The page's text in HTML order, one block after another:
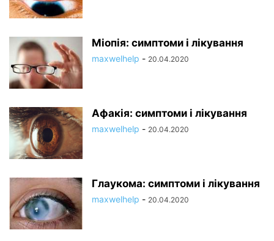
Міопія: симптоми і лікування
maxwelhelp - 20.04.2020
Афакія: симптоми і лікування
maxwelhelp - 20.04.2020
Глаукома: симптоми і лікування
maxwelhelp - 20.04.2020